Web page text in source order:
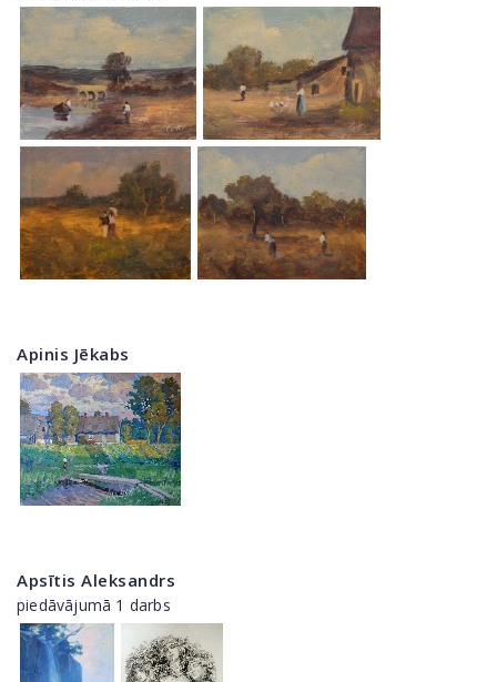
Apinis Jēkabs
Apsītis Aleksandrs
piedāvājumā 1 darbs